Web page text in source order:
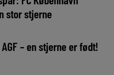
stor stjerne
– en stjerne er født!